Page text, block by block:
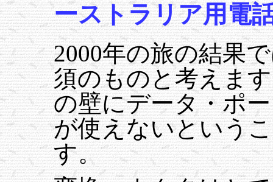
ーストラリア用電
2000年の旅の結果
須のものと考えま
の壁にデータ・ポ
が使えないという
す。